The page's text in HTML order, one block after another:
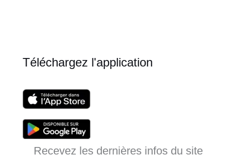
Téléchargez l'application
Recevez les dernières infos du site